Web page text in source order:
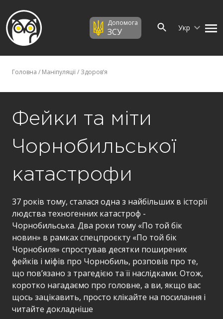
Допомога
ЗСУ Укр
Головна / Маніпуляції/ Здоров’я
Фейки та міти
Чорнобильської
катастрофи
37 років тому, сталася одна з найбільших в історії
людства техногенних катастроф -
Чорнобильська. Два роки тому «По той бік
новин» в рамках спецпроєкту «По той бік
Чорнобиля» спростував десятки поширених
фейків і міфів про Чорнобиль, розповів про те,
що пов’язано з трагедією та її наслідками. Отож,
коротко нагадаємо про головне, а ви, якщо вас
щось зацікавить, просто клікайте на посилання і
читайте докладніше